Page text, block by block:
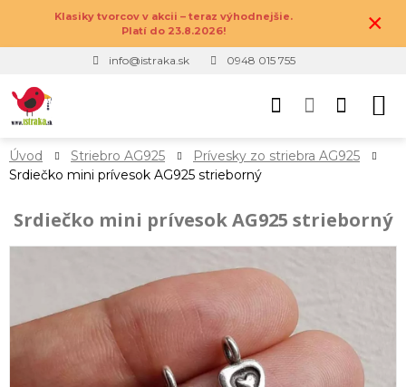
Klasiky tvorcov v akcii – teraz výhodnejšie.
Platí do 23.8.2026!
×
info@istraka.sk 0948 015 755
Úvod Striebro AG925
Prívesky zo striebra AG925
Srdiečko mini prívesok AG925 strieborný
Srdiečko mini prívesok AG925 strieborný